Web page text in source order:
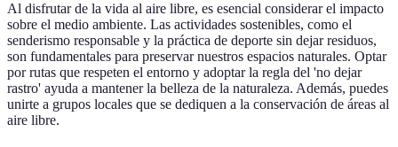
Al disfrutar de la vida al aire libre, es esencial considerar el impacto
sobre el medio ambiente. Las actividades sostenibles, como el
senderismo responsable y la práctica de deporte sin dejar residuos,
son fundamentales para preservar nuestros espacios naturales. Optar
por rutas que respeten el entorno y adoptar la regla del 'no dejar
rastro' ayuda a mantener la belleza de la naturaleza. Además, puedes
unirte a grupos locales que se dediquen a la conservación de áreas al
aire libre.